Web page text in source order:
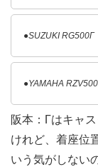
●SUZUKI RG500Γ
●YAMAHA
阪本：Γはキャ
けれど、着座位
いう気がしない